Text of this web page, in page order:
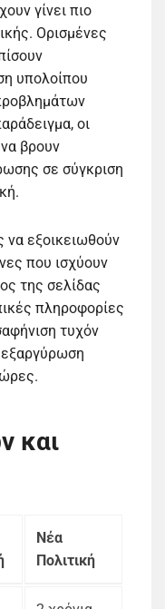
γίνει πιο
Ορισμένες
υπολοίπου
οι
βρουν
σε σύγκριση
να εξοικειωθούν
που ισχύουν
της σελίδας
πληροφορίες
τυχόν
εξαργύρωση
και
Νέα
Πολιτική